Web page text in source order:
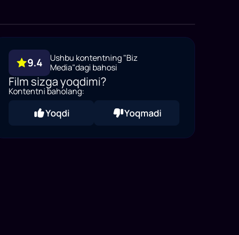
9.4
Ushbu kontentning "Biz
Media"dagi bahosi
Film sizga yoqdimi?
Kontentni baholang:
Yoqdi Yoqmadi